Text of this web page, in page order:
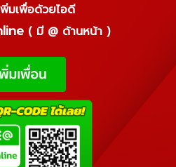
พิ่มเพื่อด้วยไอดี
( มี @ ด้านหน้า )